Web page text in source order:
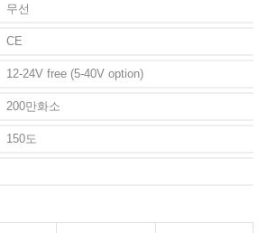
무선
CE
12-24V free (5-40V option)
200만화소
150도